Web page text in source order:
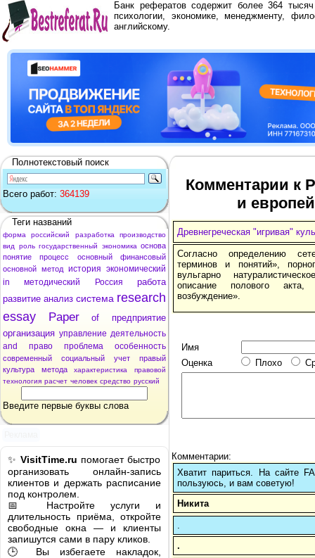
Банк рефератов содержит более 364
психологии, экономике, менеджменту,
английскому.
Полнотекстовый поиск
Всего работ: 364139
Теги названий
форма российский разработка
производство
вид
роль государственный экономика основа
понятие
процесс основный
финансовый
основной метод история экономический
in
методический Россия
работа
развитие анализ система research
essay
Paper of
предприятие
организация управление деятельность
and
право проблема особенность
современный социальный учет
правый
культура
метода характеристика
правовой
технология расчет человек средство русский
Введите первые буквы слова
✨ VisitTime.ru помогает быстро
организовать онлайн-запись
клиентов и держать расписание
под контролем.
📅 Настройте услуги и
длительность приёма, откройте
свободные окна — и клиенты
запишутся сами в пару кликов.
🕒 Вы избегаете накладок,
Комментарии к
и
Древнегреческая "игривая"
Согласно определению
терминов и понятий»,
вульгарно
описание полового
возбуждение».
Имя
Оценка
Плохо
Комментарии:
Хватит париться. На сайте
пользуюсь, и вам советую!
Никита
.